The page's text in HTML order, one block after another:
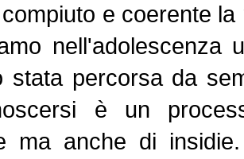
e coerente la
stata percorsa da
è un
ma anche di